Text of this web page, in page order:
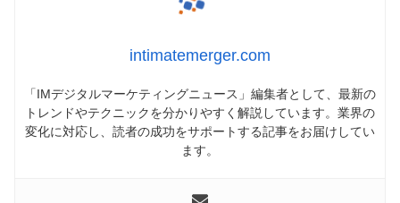
intimatemerger.com
「IMデジタルマーケティングニュース」編集者として、最新の
トレンドやテクニックを分かりやすく解説しています。業界の
変化に対応し、読者の成功をサポートする記事をお届けしてい
ます。